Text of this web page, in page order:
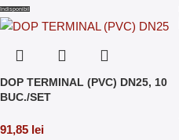
Indisponibil
DOP TERMINAL (PVC) DN25, 10
BUC./SET
91,85 lei